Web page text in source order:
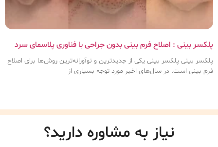
پلکسر بینی : اصلاح فرم بینی بدون جراحی با فناوری پلاسمای سرد
پلکسر بینی پلکسر بینی یکی از جدیدترین و نوآورانه‌ترین روش‌ها برای اصلاح
فرم بینی است. در سال‌های اخیر مورد توجه بسیاری از
نیاز به مشاوره دارید؟